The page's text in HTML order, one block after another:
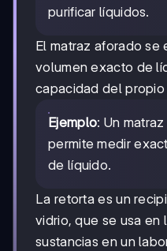
purificar líquidos.
El matraz aforado se
volumen exacto de
capacidad del propio
Ejemplo: Un
permite medir
de líquido.
La retorta es un
vidrio, que se usa en
sustancias en un